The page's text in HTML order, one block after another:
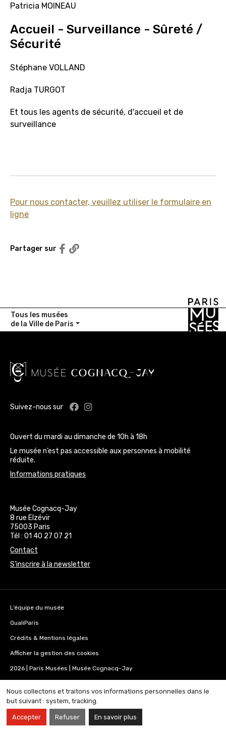
Nous collectons et traitons vos informations personnelles dans le
but suivant : system, tracking
Accepter Refuser En savoir plus
Patricia MOINEAU
Accueil - Surveillance - Sûreté /
Sécurité
Stéphane VOLLAND
Radja TURGOT
Et tous les agents de sécurité, d'accueil et de
surveillance
Pour nous contacter, veuillez utiliser le formulaire en
ligne
Partager sur
Partager sur Facebook
Tous les musées
de la Ville de Paris
Suivez-nous sur Facebook : Musée Cognacq-Jay
Instagram : Musée Cognacq-
Ouvert du mardi au dimanche de 10h à 18h
Le musée n’est pas accessible aux personnes à mobilité
réduite.
Informations pratiques
Musée Cognacq-Jay
8 rue Elzévir
75003 Paris
Tél : 01 40 27 07 21
Contact
S’inscrire à la newsletter
L’équipe du musée
QualiParis
Crédits & Mentions légales
Afficher la gestion des cookies
2026 | Paris Musées | Musée Cognacq-Jay